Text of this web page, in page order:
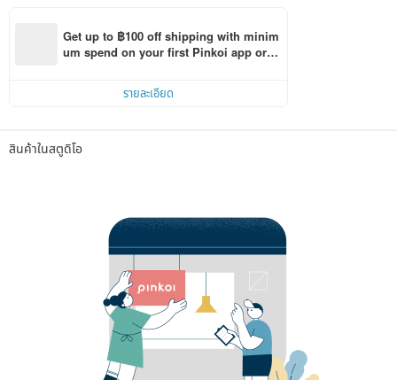
Get up to ฿100 off shipping with minim
um spend on your first Pinkoi app orde
รายละเอียด
สินค้าในสตูดิโอ